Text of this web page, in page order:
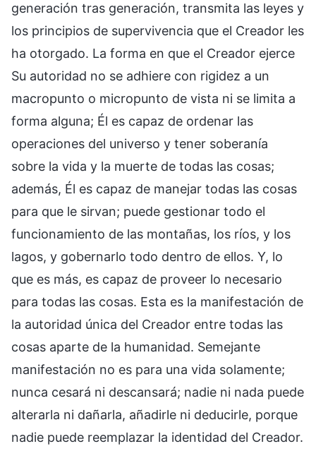
generación tras generación, transmita las leyes y
los principios de supervivencia que el Creador les
ha otorgado. La forma en que el Creador ejerce
Su autoridad no se adhiere con rigidez a un
macropunto o micropunto de vista ni se limita a
forma alguna; Él es capaz de ordenar las
operaciones del universo y tener soberanía
sobre la vida y la muerte de todas las cosas;
además, Él es capaz de manejar todas las cosas
para que le sirvan; puede gestionar todo el
funcionamiento de las montañas, los ríos, y los
lagos, y gobernarlo todo dentro de ellos. Y, lo
que es más, es capaz de proveer lo necesario
para todas las cosas. Esta es la manifestación de
la autoridad única del Creador entre todas las
cosas aparte de la humanidad. Semejante
manifestación no es para una vida solamente;
nunca cesará ni descansará; nadie ni nada puede
alterarla ni dañarla, añadirle ni deducirle, porque
nadie puede reemplazar la identidad del Creador.